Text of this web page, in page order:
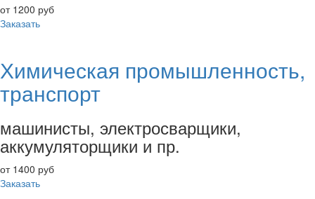
от 1200 руб
Заказать
Химическая промышленность,
транспорт
машинисты, электросварщики,
аккумуляторщики и пр.
от 1400 руб
Заказать